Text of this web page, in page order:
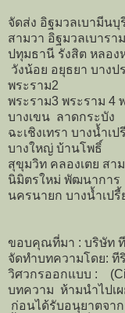
จัดส่ง อิฐมวลเบามีนบุ
สามวา อิฐมวลเบารา
ปทุมธานี รังสิต หลอง
วังน้อย อยุธยา บาง
พระราม2
พระราม3 พระราม 4
บางเขน ลาดกระบัง
ฉะเชิงเทรา บางน้ำเ
บางใหญ่ บ้านโพธิ์
สุขุมวิท คลองเตย สา
นิมิตรใหม่ พัฒนาการ
นครนายก บางน้ำเป
ขอบคุณที่มา : บริษัท
จัดทำบทความโดย: ที
วิศวกรออกแบบ :
บทความ ห้ามนำไปเ
ก่อนได้รับอนุยาตจา